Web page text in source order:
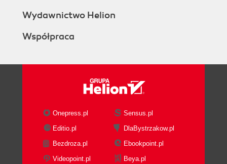
Wydawnictwo Helion
Współpraca
Onepress.pl
Sensus.pl
Editio.pl
DlaBystrzakow.pl
Bezdroza.pl
Ebookpoint.pl
Videopoint.pl
Beya.pl